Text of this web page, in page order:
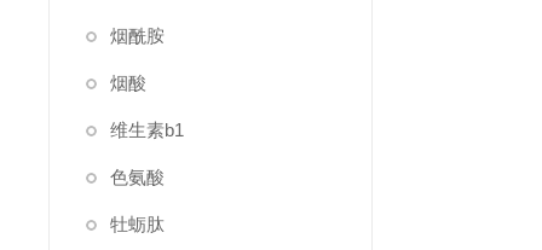
烟酰胺
烟酸
维生素b1
色氨酸
牡蛎肽